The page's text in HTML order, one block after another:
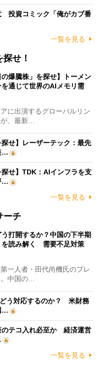
投資コミック「俺がカブ番
一覧を見る
せ！
の爆騰株」を探せ】トーメン
通じて世界のAIメモリ需
に出演するグローバルリン
が、最新…
せ】レーザーテック：最先
…
探せ】TDK：AIインフラを支
…
一覧を見る
ーチ
打開するか？中国の下半期
を読み解く 需要不足対策
一人者・田代尚機氏のプレ
。中国の…
う対応するのか？ 米財務
…
のテコ入れ必至か 経済運営
一覧を見る